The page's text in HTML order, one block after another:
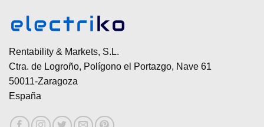
Rentability & Markets, S.L.
Ctra. de Logroño, Polígono el Portazgo, Nave 61
50011-Zaragoza
España